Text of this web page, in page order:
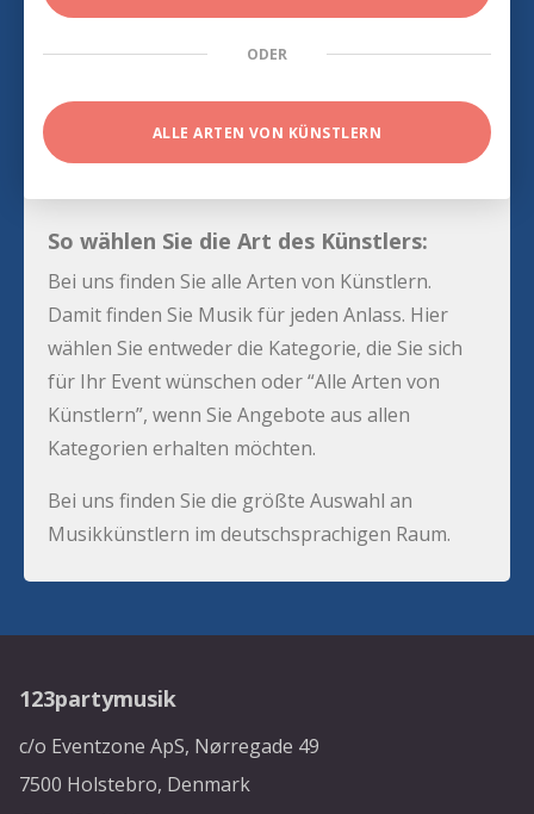
ODER
ALLE ARTEN VON KÜNSTLERN
So wählen Sie die Art des Künstlers:
Bei uns finden Sie alle Arten von Künstlern.
Damit finden Sie Musik für jeden Anlass. Hier
wählen Sie entweder die Kategorie, die Sie sich
für Ihr Event wünschen oder “Alle Arten von
Künstlern”, wenn Sie Angebote aus allen
Kategorien erhalten möchten.
Bei uns finden Sie die größte Auswahl an
Musikkünstlern im deutschsprachigen Raum.
123partymusik
c/o Eventzone ApS, Nørregade 49
7500 Holstebro, Denmark